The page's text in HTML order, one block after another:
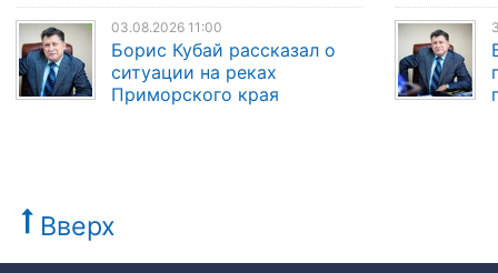
03.08.2026 11:00
Борис Кубай рассказал о
ситуации на реках
Приморского края
Вверх